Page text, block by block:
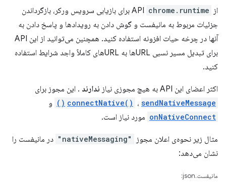
از API chrome.runtime
برای بازیابی سرویس ورکر، بازگرداندن
جزئیات مربوط به مانیفست و گوش دادن به رویدادها و پاسخ دادن به
آنها در چرخه حیات افزونه استفاده کنید. همچنین می‌توانید از این API
برای تبدیل مسیر نسبی URLها به URLهای کاملاً واجد شرایط استفاده
کنید.
اکثر اعضای این API به هیچ مجوزی نیاز ندارند . این مجوز برای
connectNative() ، sendNativeMessage() و
onNativeConnect مورد نیاز است.
مثال زیر نحوه‌ی اعلان مجوز "nativeMessaging"
در مانیفست را
نشان می‌دهد:
مانیفست.json: